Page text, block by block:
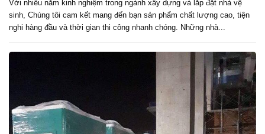
Với nhiều năm kinh nghiệm trong ngành xây dựng và lắp đặt nhà vệ
sinh, Chúng tôi cam kết mang đến bạn sản phẩm chất lượng cao, tiện
nghi hàng đầu và thời gian thi công nhanh chóng. Những nhà...